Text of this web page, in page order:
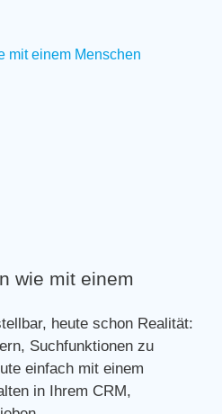
wie mit einem
heute schon Realität:
Suchfunktionen zu
einfach mit einem
in Ihrem CRM,